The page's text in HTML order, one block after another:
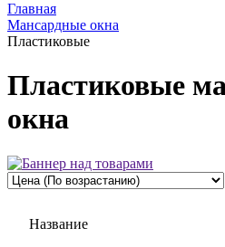
Главная
Мансардные окна
Пластиковые
Пластиковые
окна
Название